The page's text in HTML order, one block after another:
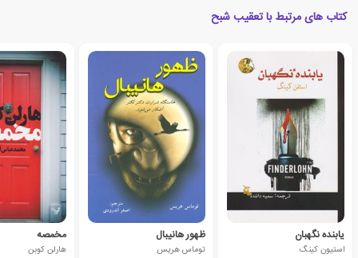
کتاب های مرتبط با تعقیب شبح
یابنده نگهبان
استیون کینگ
ظهور هانیبال
توماس هریس
مخمصه
هارلن کوبن